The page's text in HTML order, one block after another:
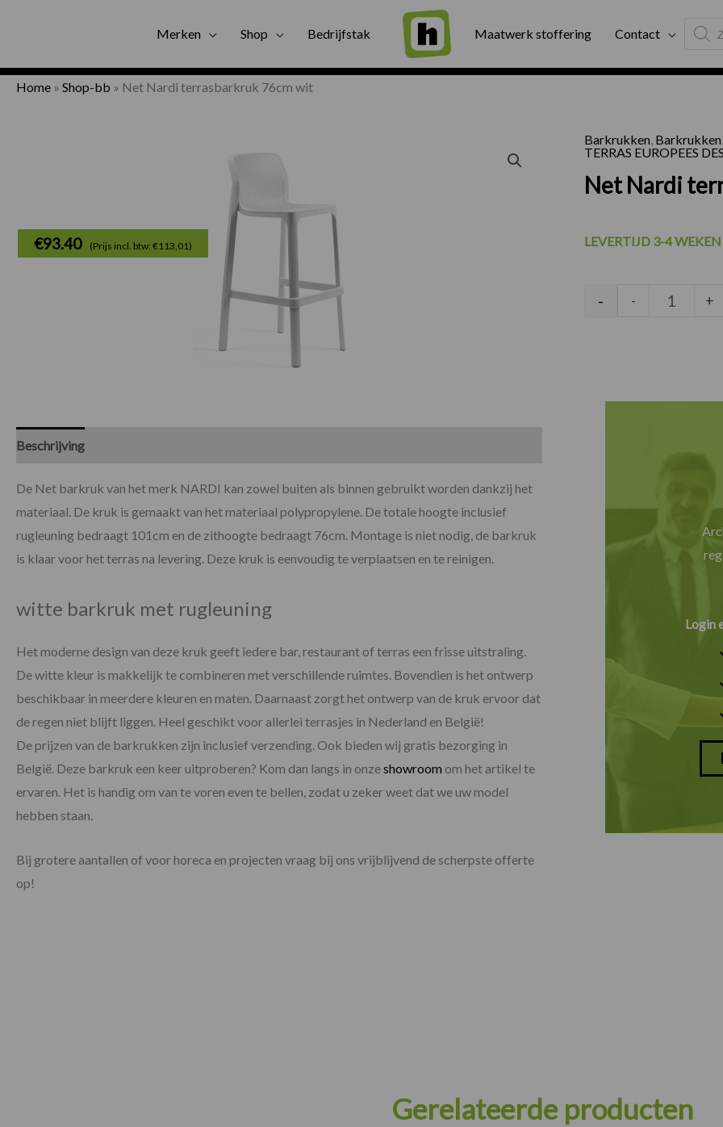
Merken Shop Bedrijfstak Maatwerk stoffering Contact
search
Gratis bezorging Binnen twee werkdagen geleverd
Home » Shop-bb » Net Nardi terrasbarkruk 76cm wit
Barkrukken, Barkrukken,
TERRAS EUROPEES
Net Nardi
€93.40 (Prijs incl. btw: €113,01) LEVERTIJD 3-4 WEKEN
Net
- - +
Beschrijving
De Net barkruk van het merk NARDI kan zowel buiten als binnen gebruikt worden dankzij het
materiaal. De kruk is gemaakt van het materiaal polypropylene. De totale hoogte inclusief
rugleuning bedraagt 101cm en de zithoogte bedraagt 76cm. Montage is niet nodig, de barkruk
is klaar voor het terras na levering. Deze kruk is eenvoudig te verplaatsen en te reinigen.
witte barkruk met rugleuning
Het moderne design van deze kruk geeft iedere bar, restaurant of terras een frisse uitstraling.
De witte kleur is makkelijk te combineren met verschillende ruimtes. Bovendien is het ontwerp
beschikbaar in meerdere kleuren en maten. Daarnaast zorgt het ontwerp van de kruk ervoor dat
de regen niet blijft liggen. Heel geschikt voor allerlei terrasjes in Nederland en België!
De prijzen van de barkrukken zijn inclusief verzending. Ook bieden wij gratis bezorging in
België. Deze barkruk een keer uitproberen? Kom dan langs in onzeshowroom om het artikel te
ervaren. Het is handig om van te voren even te bellen, zodat u zeker weet dat we uw model
hebben staan.
Bij grotere aantallen of voor horeca en projecten vraag bij ons vrijblijvend de scherpste offerte
op!
Login
Gerelateerde producten